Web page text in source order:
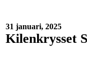
31 januari, 2025
Kilenkrysset